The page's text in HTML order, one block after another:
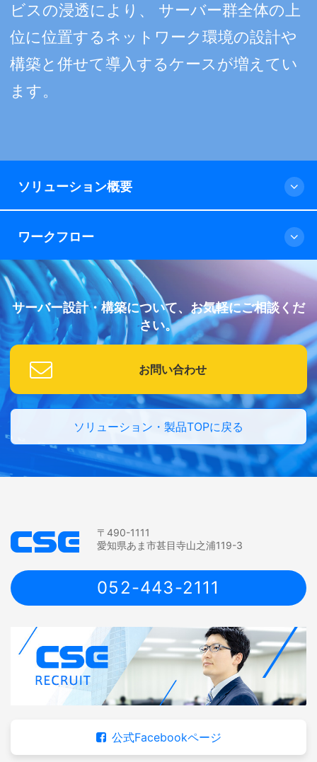
ビスの浸透により、 サーバー群全体の上
位に位置するネットワーク環境の設計や
構築と併せて導入するケースが増えてい
ます。
ソリューション概要
ワークフロー
サーバー設計・構築について、お気軽にご相談くだ
さい。
お問い合わせ
ソリューション・製品TOPに戻る
〒490-1111
愛知県あま市甚目寺山之浦119-3
052-443-2111
公式Facebookページ